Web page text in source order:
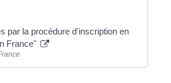
par la procédure d'inscription en
France"